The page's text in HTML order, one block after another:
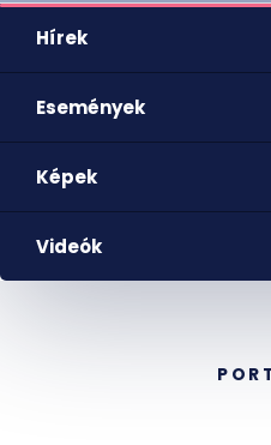
Hírek
Események
Képek
Videók